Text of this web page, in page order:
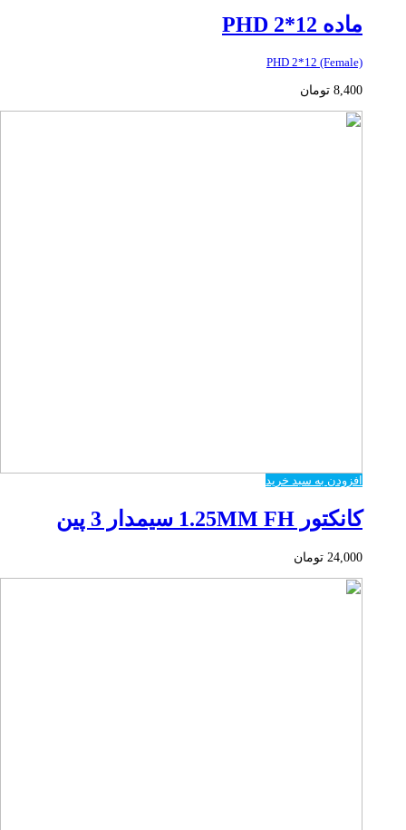
ماده PHD 2*12
PHD 2*12 (Female)
8,400 تومان
افزودن به سبد خرید
کانکتور 1.25MM FH سیمدار 3 پین
24,000 تومان